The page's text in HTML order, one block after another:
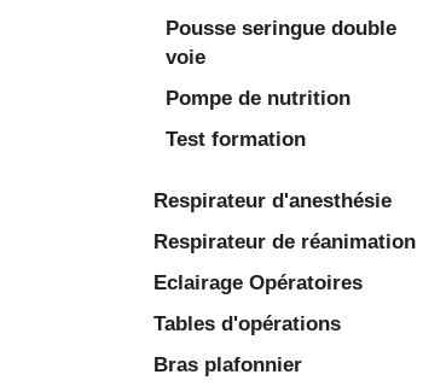
Pousse seringue double
voie
Pompe de nutrition
Test formation
Respirateur d'anesthésie
Respirateur de réanimation
Eclairage Opératoires
Tables d'opérations
Bras plafonnier